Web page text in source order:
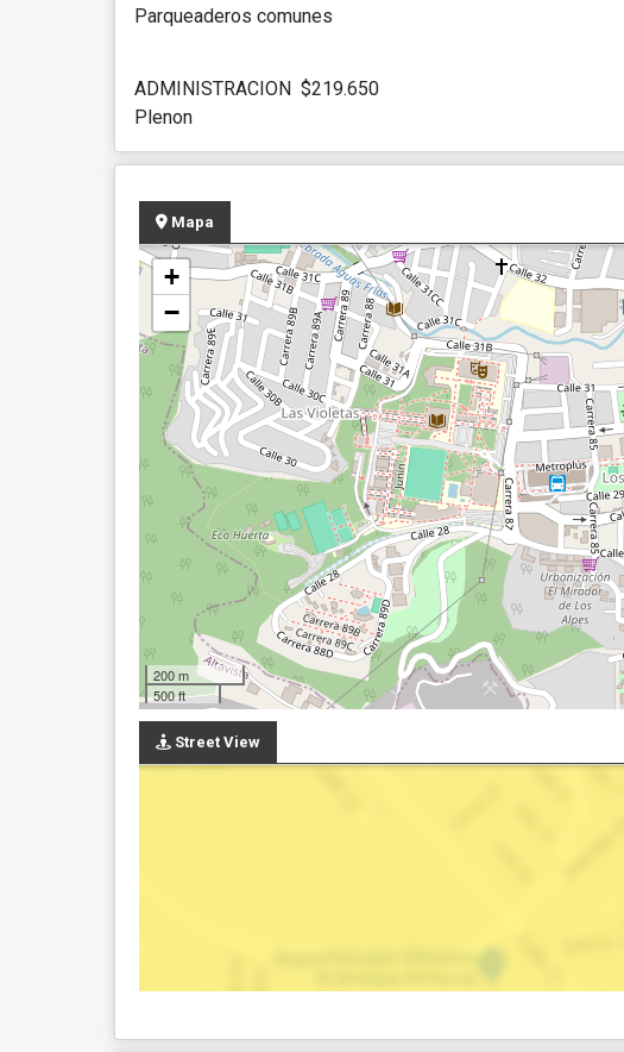
Parqueaderos comunes
ADMINISTRACION $219.650
Plenon
Mapa
+
−
200 m
500 ft
Street View